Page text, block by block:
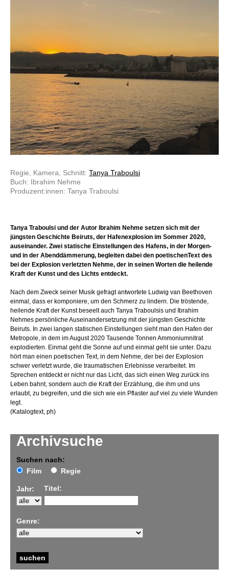
Archivsuche
Suchen nach:
Film
Regie
Jahr: Titel:
Genre:
Regie, Kamera, Schnitt: Tanya Traboulsi
Buch: Ibrahim Nehme
Produzent:innen: Tanya Traboulsi
Tanya Traboulsi und der Autor Ibrahim Nehme setzen sich mit der
jüngsten Geschichte Beiruts, der Hafenexplosion im Sommer 2020,
auseinander. Zwei statische Einstellungen des Hafens, in der Morgen-
und in der Abenddämmerung, begleiten dabei den poetischenText des
bei der Explosion verletzten Nehme, der in seinen Worten die heilende
Kraft der Kunst und des Lichts entdeckt.
Nach dem Zweck seiner Musik gefragt antwortete Ludwig van Beethoven
einmal, dass er komponiere, um den Schmerz zu lindern. Die tröstende,
heilende Kraft der Kunst beseelt auch Tanya Traboulsis und Ibrahim
Nehmes persönliche Auseinandersetzung mit der jüngsten Geschichte
Beiruts. In zwei langen statischen Einstellungen sieht man den Hafen der
Metropole, in dem im August 2020 Tausende Tonnen Ammoniumnitrat
explodierten. Einmal geht die Sonne auf und einmal geht sie unter. Dazu
hört man einen poetischen Text, in dem Nehme, der bei der Explosion
schwer verletzt wurde, die traumatischen Erlebnisse verarbeitet. Im
Sprechen entdeckt er nicht nur das Licht, das sich einen Weg zurück ins
Leben bahnt, sondern auch die Kraft der Erzählung, die ihm und uns
erlaubt, zu begreifen, und die sich wie ein Pflaster auf viel zu viele Wunden
legt.
(Katalogtext, ph)